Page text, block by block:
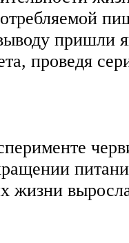
пришли
проведя
жизни